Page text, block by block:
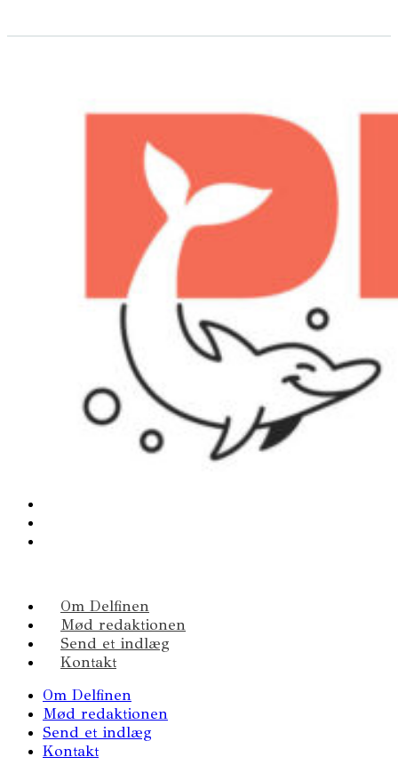
Om Delfinen
Mød redaktionen
Send et indlæg
Kontakt
Om Delfinen
Mød redaktionen
Send et indlæg
Kontakt